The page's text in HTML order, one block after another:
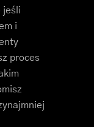
jeśli
i
proces